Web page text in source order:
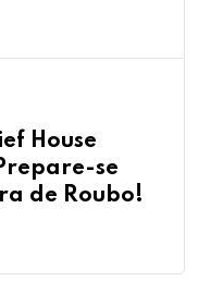
House
se
de Roubo!